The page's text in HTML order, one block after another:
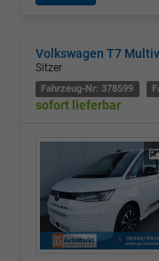
Volkswagen T7
Sitzer
Fahrzeug-Nr: 378599
sofort lieferbar